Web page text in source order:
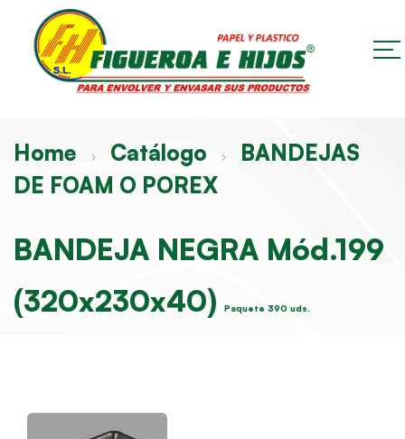
Home Catálogo
BANDEJAS
DE FOAM O POREX
BANDEJA NEGRA Mód.199
(320x230x40)
Paquete 390 uds.